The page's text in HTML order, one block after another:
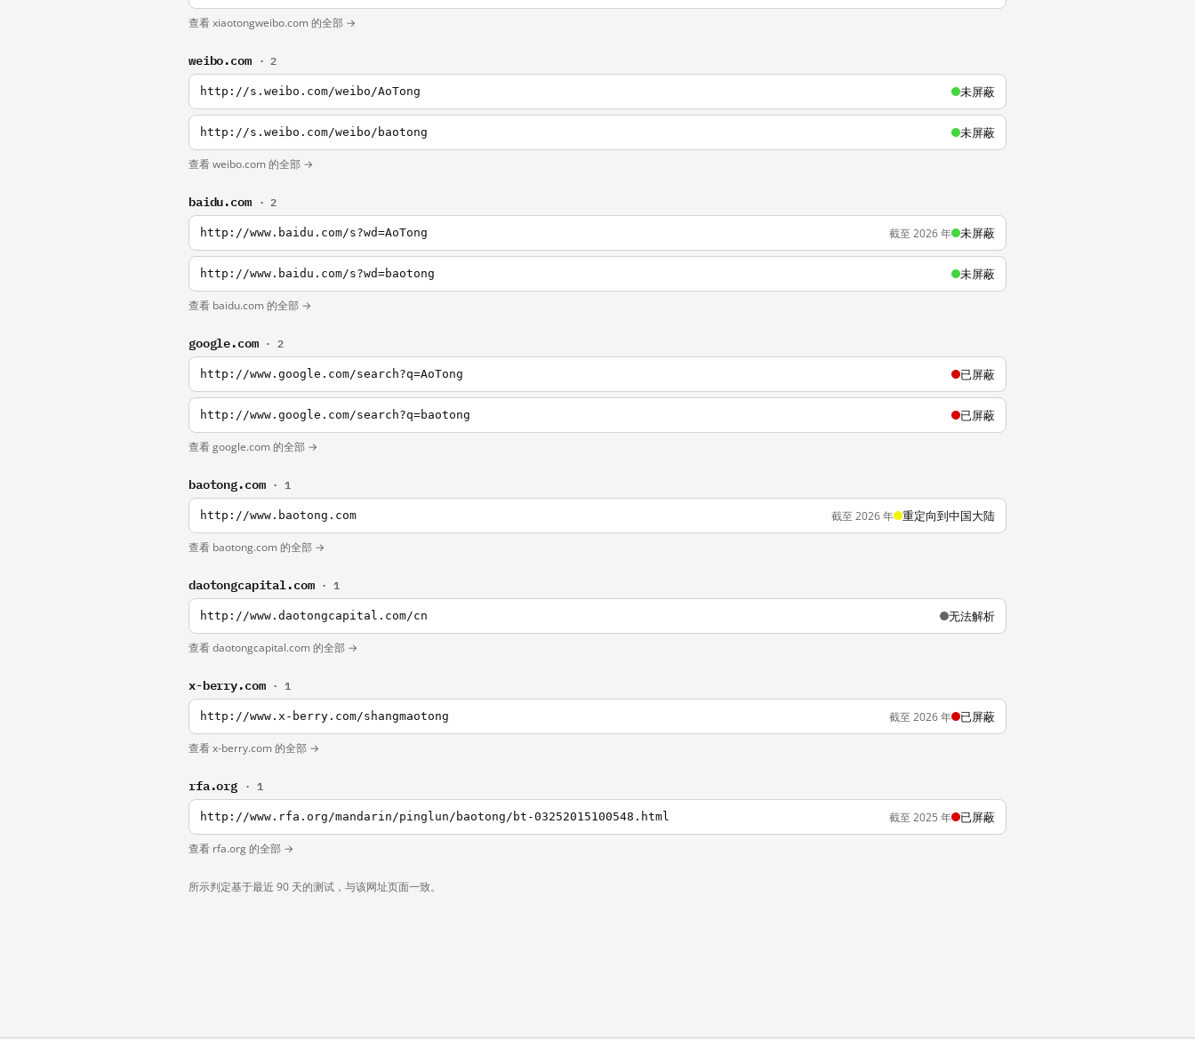
查看 xiaotongweibo.com 的全部 →
weibo.com · 2
http://s.weibo.com/weibo/AoTong 未屏蔽
http://s.weibo.com/weibo/baotong 未屏蔽
查看 weibo.com 的全部 →
baidu.com · 2
http://www.baidu.com/s?wd=AoTong 截至 2026 年 未屏蔽
http://www.baidu.com/s?wd=baotong 未屏蔽
查看 baidu.com 的全部 →
google.com · 2
http://www.google.com/search?q=AoTong 已屏蔽
http://www.google.com/search?q=baotong 已屏蔽
查看 google.com 的全部 →
baotong.com · 1
http://www.baotong.com 截至 2026 年 重定向到中国大陆
查看 baotong.com 的全部 →
daotongcapital.com · 1
http://www.daotongcapital.com/cn 无法解析
查看 daotongcapital.com 的全部 →
x-berry.com · 1
http://www.x-berry.com/shangmaotong 截至 2026 年 已屏蔽
查看 x-berry.com 的全部 →
rfa.org · 1
http://www.rfa.org/mandarin/pinglun/baotong/bt-03252015100548.html 截至 2025 年 已屏蔽
查看 rfa.org 的全部 →
所示判定基于最近 90 天的测试，与该网址页面一致。